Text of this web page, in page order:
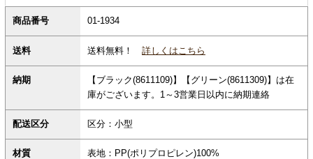
商品番号 01-1934
送料 送料無料！ 詳しくはこちら
納期
【ブラック(8611109)】【グリーン(8611309)】は在
庫がございます。1～3営業日以内に納期連絡
配送区分 区分：小型
材質
表地：PP(ポリプロピレン)100%